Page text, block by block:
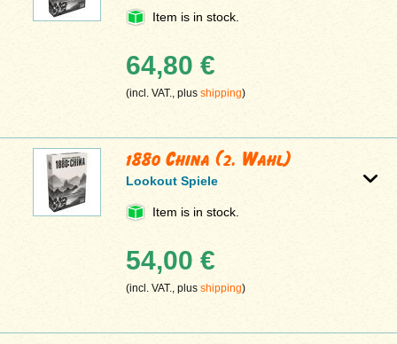
Item is in stock.
64,80 €
(incl. VAT., plusshipping)
1880 China (2. Wahl)
Lookout Spiele
Item is in stock.
54,00 €
(incl. VAT., plusshipping)